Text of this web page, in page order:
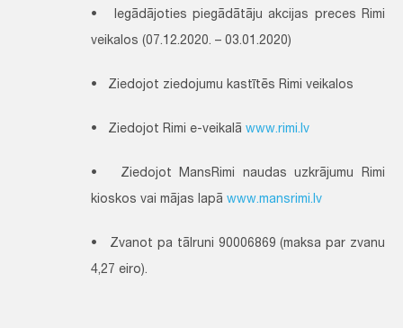
• Iegādājoties piegādātāju akcijas preces Rimi
veikalos (07.12.2020. – 03.01.2020)
• Ziedojot ziedojumu kastītēs Rimi veikalos
• Ziedojot Rimi e-veikalā www.rimi.lv
• Ziedojot MansRimi naudas uzkrājumu Rimi
kioskos vai mājas lapā www.mansrimi.lv
• Zvanot pa tālruni 90006869 (maksa par zvanu
4,27 eiro).